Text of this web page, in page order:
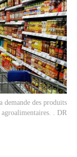
demande des produits
agroalimentaires. . DR